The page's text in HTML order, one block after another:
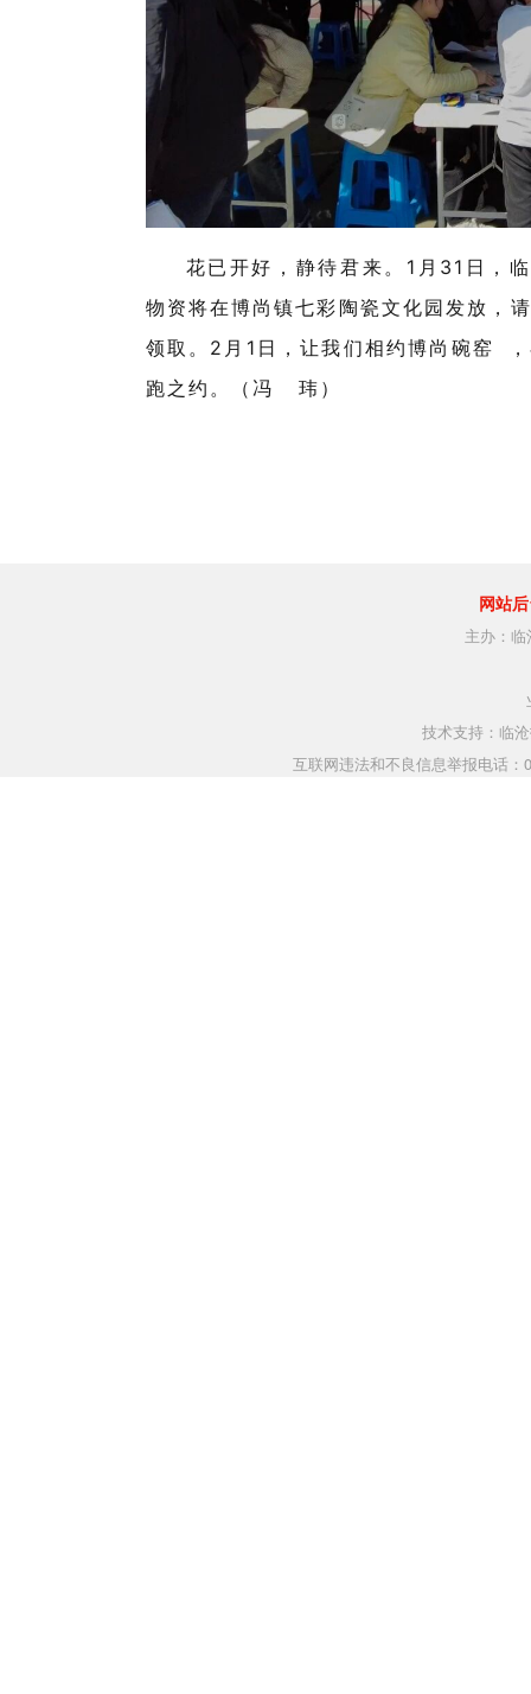
花已开好，静待君来。1月31日，
物资将在博尚镇七彩陶瓷文化园发放，
领取。2月1日，让我们相约博尚碗窑
跑之约。（冯 玮）
网站
主办：
技术支持：临
互联网违法和不良信息举报电话